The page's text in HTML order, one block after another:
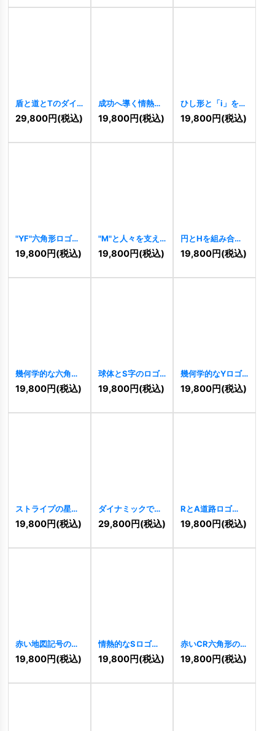
盾と道とTのダイ
ナミックなロゴ
7977]
29,800円(税込)
成功へ導く情熱的
なFロゴ[7887]
19,800円(税込)
ひし形と「i」を組
み合わせた情熱的
なロゴ [ 7817]
19,800円(税込)
"YF"六角形ロゴ
[7802]
19,800円(税込)
"M"と人々を支え
るロゴ [7789]
19,800円(税込)
円とHを組み合わ
せたロゴ[7778]
19,800円(税込)
幾何学的な六角形
と回転するAのロ
ゴ [ 7767]
19,800円(税込)
球体とS字のロゴ
[7737]
19,800円(税込)
幾何学的なYロゴ
[7735]
19,800円(税込)
ストライプの星ロ
ゴ 7697]
19,800円(税込)
ダイナミックで情
熱的な「A」ロゴ
7688
29,800円(税込)
RとA道路ロゴ
[7377]
19,800円(税込)
赤い地図記号のロ
ゴ 7378]
19,800円(税込)
情熱的なSロゴ
[7364]
19,800円(税込)
赤いCR六角形のロ
ゴ 7339]
19,800円(税込)